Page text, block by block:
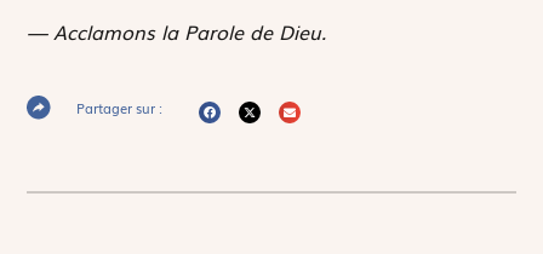
— Acclamons la Parole de Dieu.
Partager sur :